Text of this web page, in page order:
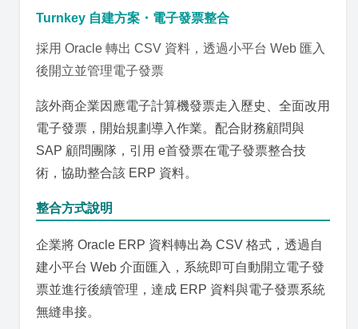
Turnkey 自建方案・電子發票整合
採用 Oracle 轉出 CSV 資料，透過小平台 Web 匯入
後開立並管理電子發票
該外商企業因應電子計算機發票走入歷史、全面改用
電子發票，開始規劃導入作業。配合財務顧問與
SAP 顧問團隊，引用 e首發票在電子發票整合技
術，協助整合該 ERP 資料。
整合方式說明
企業將 Oracle ERP 資料轉出為 CSV 格式，透過自
建小平台 Web 介面匯入，系統即可自動開立電子發
票並進行後續管理，達成 ERP 資料與電子發票系統
無縫串接。